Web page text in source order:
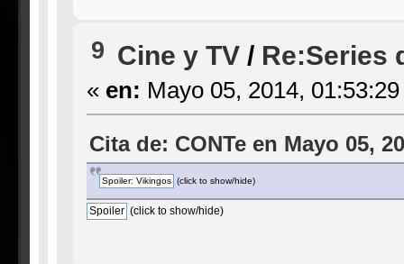
9 Cine y TV/ Re:Series
« en: Mayo 05, 2014,
Cita de: CONTe en Mayo 05,
(click to show/hide)
(click to show/hide)